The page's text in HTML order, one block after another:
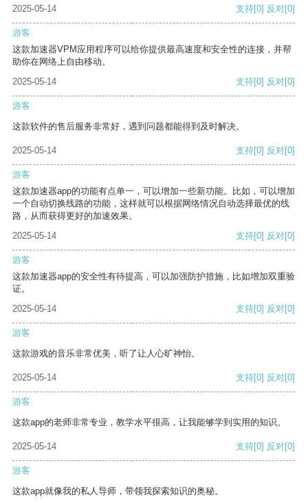
2025-05-14 支持[0] 反对[0]
游客
这款加速器VPM应用程序可以给你提供最高速度和安全性的连接，并帮
助你在网络上自由移动。
2025-05-14
支持[0] 反对[0]
游客
这款软件的售后服务非常好，遇到问题都能得到及时解决。
2025-05-14 支持[0] 反对[0]
游客
这款加速器app的功能有点单一，可以增加一些新功能。比如，可以增加
一个自动切换线路的功能，这样就可以根据网络情况自动选择最优的线
路，从而获得更好的加速效果。
2025-05-14
支持[0] 反对[0]
游客
这款加速器app的安全性有待提高，可以加强防护措施，比如增加双重验
证。
2025-05-14
支持[0] 反对[0]
游客
这款游戏的音乐非常优美，听了让人心旷神怡。
2025-05-14 支持[0] 反对[0]
游客
这款app的老师非常专业，教学水平很高，让我能够学到实用的知识。
2025-05-14 支持[0] 反对[0]
游客
这款app就像我的私人导师，带领我探索知识的奥秘。